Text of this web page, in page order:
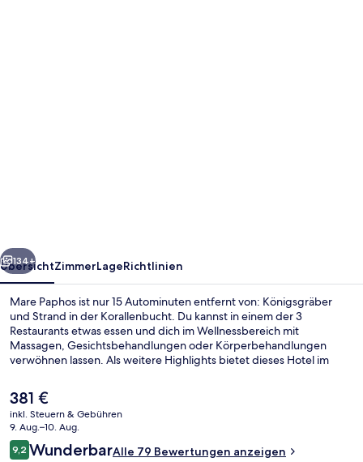
Weiter
134+
ÜbersichtZimmerLageRichtlinien
Mare Paphos ist nur 15 Autominuten entfernt von: Königsgräber
und Strand in der Korallenbucht. Du kannst in einem der 3
Restaurants etwas essen und dich im Wellnessbereich mit
Massagen, Gesichtsbehandlungen oder Körperbehandlungen
verwöhnen lassen. Als weitere Highlights bietet dieses Hotel im
Fitnessbereich.
Der
aktuelle
Preis
beträgt
381 €.
381 €
inkl. Steuern & Gebühren
9. Aug.–10. Aug.
Bewertungen
9,29,2 von 10.
WunderbarAlle 79 Bewertungen anzeigen